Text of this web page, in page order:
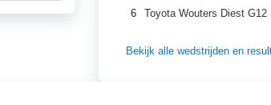
6 Toyota Wouters Diest G12
Bekijk alle wedstrijden en